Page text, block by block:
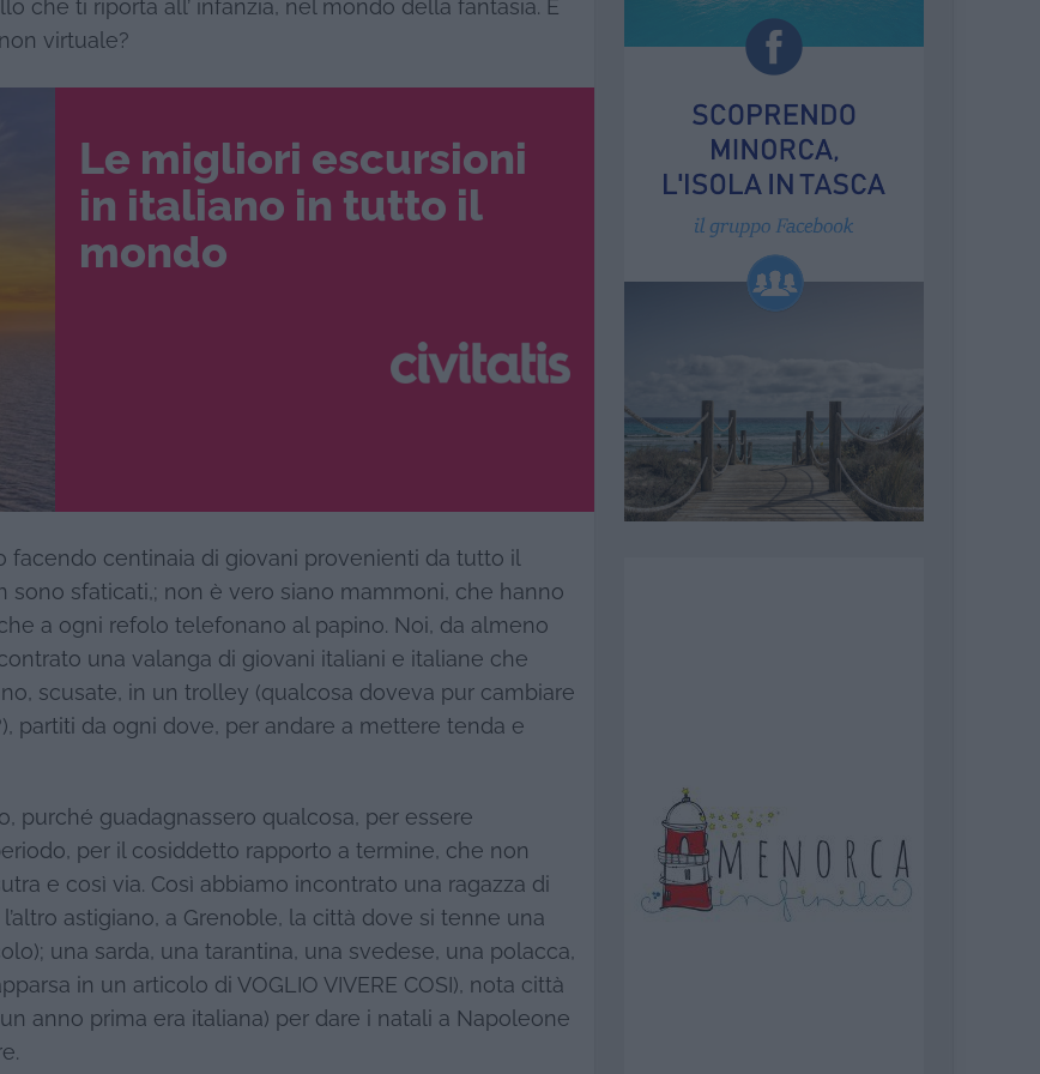
che ti riporta all’ infanzia, nel mondo della fantasia. E
virtuale?
Le migliori escursioni
in italiano in tutto il
mondo
facendo centinaia di giovani provenienti da tutto il
sono sfaticati,; non è vero siano mammoni, che hanno
a ogni refolo telefonano al papino. Noi, da almeno
una valanga di giovani italiani e italiane che
scusate, in un trolley (qualcosa doveva pur cambiare
partiti da ogni dove, per andare a mettere tenda e
purché guadagnassero qualcosa, per essere
per il cosiddetto rapporto a termine, che non
e così via. Così abbiamo incontrato una ragazza di
astigiano, a Grenoble, la città dove si tenne una
una sarda, una tarantina, una svedese, una polacca,
in un articolo di VOGLIO VIVERE COSI), nota città
anno prima era italiana) per dare i natali a Napoleone